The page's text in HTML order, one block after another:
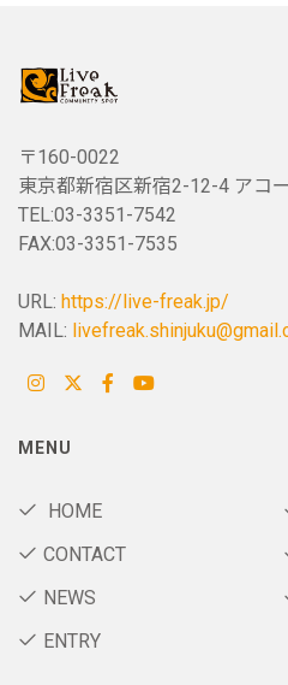
〒160-0022
東京都新宿区新宿2-12-4 アコ
TEL:03-3351-7542
FAX:03-3351-7535
URL: https://live-freak.jp/
MAIL:
MENU
HOME
CONTACT
NEWS
ENTRY